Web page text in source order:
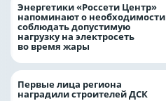
Энергетики «Россети Центр»
напоминают о необходимости
соблюдать допустимую
нагрузку на электросеть
во время жары
Первые лица региона
наградили строителей ДСК